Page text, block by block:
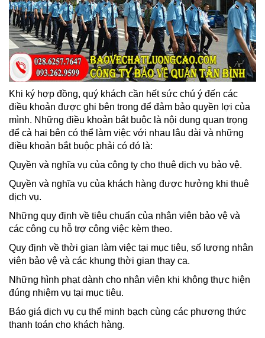
Khi ký hợp đồng, quý khách cần hết sức chú ý đến các
điều khoản được ghi bên trong để đảm bảo quyền lợi của
mình. Những điều khoản bắt buộc là nội dung quan trọng
để cả hai bên có thể làm việc với nhau lâu dài và những
điều khoản bắt buộc phải có đó là:
Quyền và nghĩa vụ của công ty cho thuê dịch vụ bảo vệ.
Quyền và nghĩa vụ của khách hàng được hưởng khi thuê
dịch vụ.
Những quy định về tiêu chuẩn của nhân viên bảo vệ và
các công cụ hỗ trợ công việc kèm theo.
Quy định về thời gian làm việc tại mục tiêu, số lượng nhân
viên bảo vệ và các khung thời gian thay ca.
Những hình phạt dành cho nhân viên khi không thực hiện
đúng nhiệm vụ tại mục tiêu.
Báo giá dịch vụ cụ thể minh bạch cùng các phương thức
thanh toán cho khách hàng.